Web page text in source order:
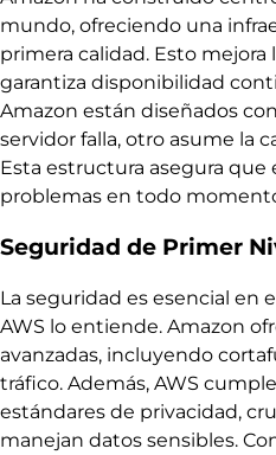
mundo, ofreciendo una
primera calidad. Esto mejora
garantiza disponibilidad
Amazon están diseñados
servidor falla, otro asume la
Esta estructura asegura que
problemas en todo
Seguridad de Primer
La seguridad es esencial en
AWS lo entiende. Amazon
avanzadas, incluyendo
tráfico. Además, AWS
estándares de privacidad,
manejan datos sensibles.